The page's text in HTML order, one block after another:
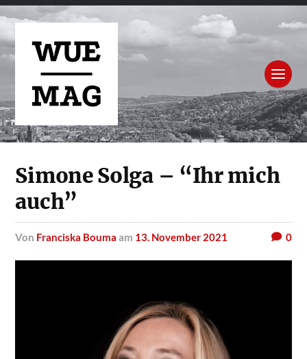
Simone Solga – “Ihr mich
auch”
von Franciska Bouma am 13. November 2021 0